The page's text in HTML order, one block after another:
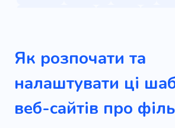
Автобіографія
Зброя
Вільне падіння
Лінзи
Дивитися
Фан-клуб
Як розпочати та
налаштувати ці
веб-сайтів про